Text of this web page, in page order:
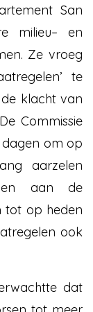
San
milieu– en
Ze vroeg
te
klacht van
Commissie
dagen om op
aarzelen
aan de
tot op heden
ook
dat